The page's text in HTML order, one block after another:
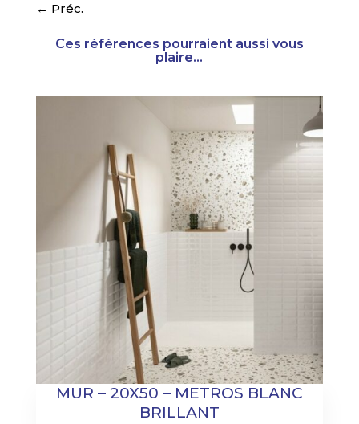
← Préc.
Ces références pourraient aussi vous
plaire...
MUR – 20X50 – METROS BLANC
BRILLANT